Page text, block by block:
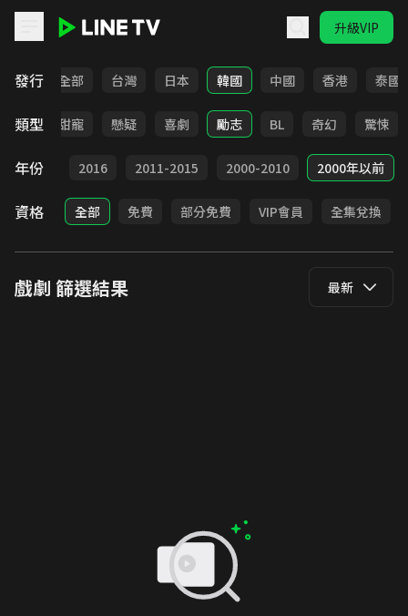
升級VIP
發行 全部 台灣 日本 韓國 中國 香港 泰國
類型
改編 甜寵 懸疑 喜劇 勵志 BL 奇幻 驚悚
年份
2017 2016 2011-2015 2000-2010 2000年以前
資格 全部 免費 部分免費 VIP會員 全集兌換
戲劇 篩選結果 最新